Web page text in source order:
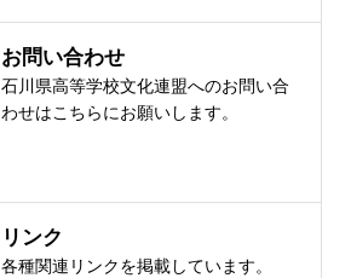
お問い合わせ
石川県高等学校文化連盟へのお問い合
わせはこちらにお願いします。
リンク
各種関連リンクを掲載しています。